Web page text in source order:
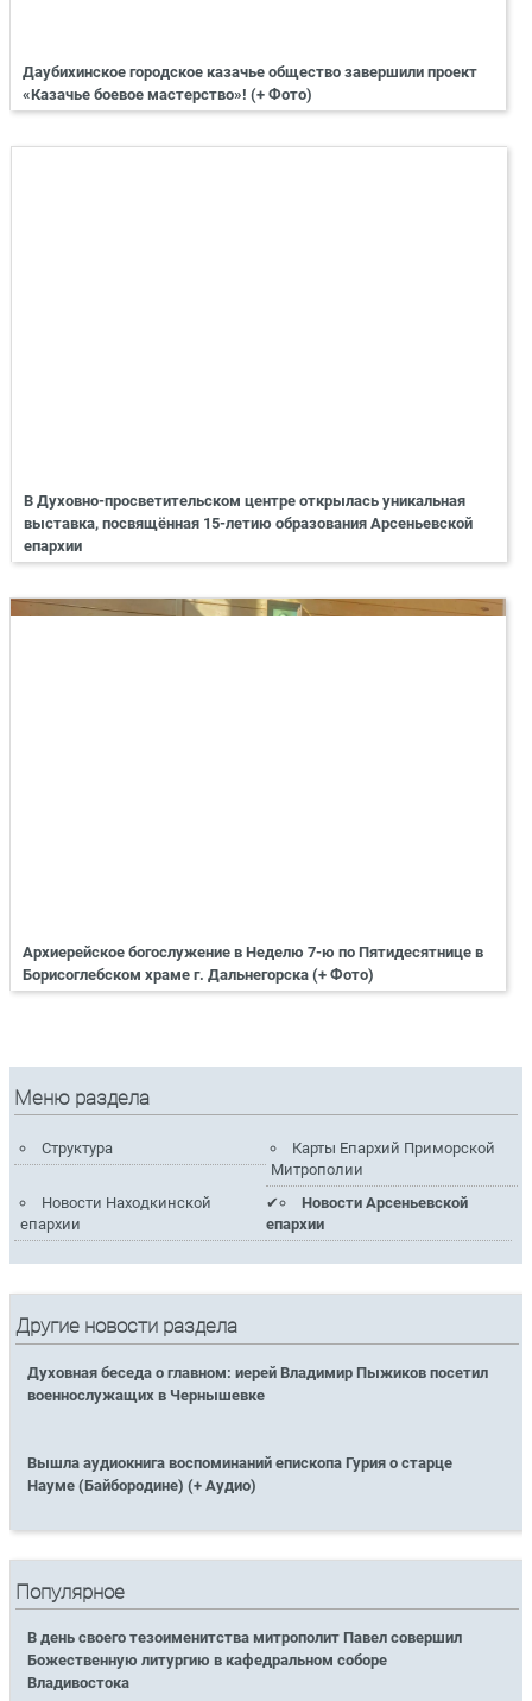
Даубихинское городское казачье общество завершили проект
«Казачье боевое мастерство»! (+ Фото)
В Духовно-просветительском центре открылась уникальная
выставка, посвящённая 15-летию образования Арсеньевской
епархии
Архиерейское богослужение в Неделю 7-ю по Пятидесятнице в
Борисоглебском храме г. Дальнегорска (+ Фото)
Меню раздела
Структура
Карты Епархий Приморской
Митрополии
Новости Находкинской
епархии
Новости Арсеньевской
епархии
Другие новости раздела
Духовная беседа о главном: иерей Владимир Пыжиков посетил
военнослужащих в Чернышевке
Вышла аудиокнига воспоминаний епископа Гурия о старце
Науме (Байбородине) (+ Аудио)
Популярное
В день своего тезоименитства митрополит Павел совершил
Божественную литургию в кафедральном соборе
Владивостока